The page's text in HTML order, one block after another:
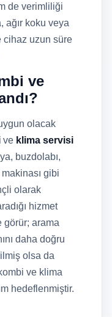
de verimliliği
ağır koku veya
cihaz uzun süre
ve
olacak
ve klima servisi
buzdolabı,
gibi
olarak
hizmet
görür; arama
daha doğru
olsa da
ve klima
hedeflenmiştir.